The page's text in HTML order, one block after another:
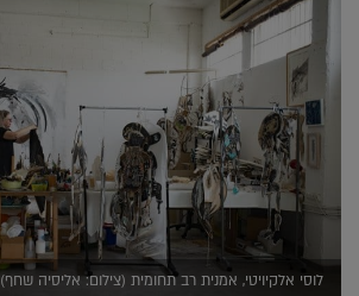
לוסי אלקיויטי, אמנית רב תחומית (צילום: אליסיה שחף)